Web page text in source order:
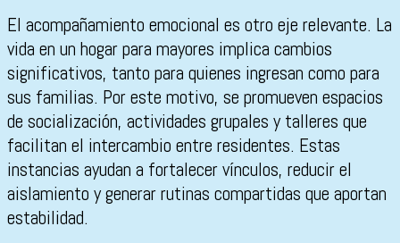
El acompañamiento emocional es otro eje relevante. La
vida en un hogar para mayores implica cambios
significativos, tanto para quienes ingresan como para
sus familias. Por este motivo, se promueven espacios
de socialización, actividades grupales y talleres que
facilitan el intercambio entre residentes. Estas
instancias ayudan a fortalecer vínculos, reducir el
aislamiento y generar rutinas compartidas que aportan
estabilidad.